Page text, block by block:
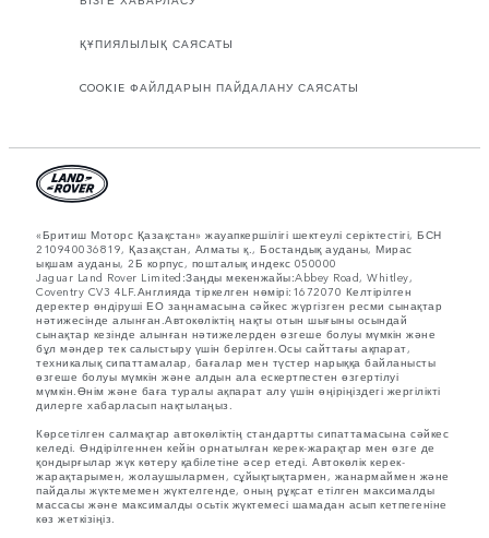
ҚҰПИЯЛЫЛЫҚ САЯСАТЫ
COOKIE ФАЙЛДАРЫН ПАЙДАЛАНУ САЯСАТЫ
«Бритиш Моторс Қазақстан» жауапкершілігі шектеулі серіктестігі, БСН
210940036819, Қазақстан, Алматы қ., Бостандық ауданы, Мирас
ықшам ауданы, 2Б корпус, пошталық индекс 050000
Jaguar Land Rover Limited:Заңды мекенжайы:Abbey Road, Whitley,
Coventry CV3 4LF.Англияда тіркелген нөмірі:1672070 Келтірілген
деректер өндіруші ЕО заңнамасына сәйкес жүргізген ресми сынақтар
нәтижесінде алынған.Автокөліктің нақты отын шығыны осындай
сынақтар кезінде алынған нәтижелерден өзгеше болуы мүмкін және
бұл мәндер тек салыстыру үшін берілген.Осы сайттағы ақпарат,
техникалық сипаттамалар, бағалар мен түстер нарыққа байланысты
өзгеше болуы мүмкін және алдын ала ескертпестен өзгертілуі
мүмкін.Өнім және баға туралы ақпарат алу үшін өңіріңіздегі жергілікті
дилерге хабарласып нақтылаңыз.
Көрсетілген салмақтар автокөліктің стандартты сипаттамасына сәйкес
келеді. Өндірілгеннен кейін орнатылған керек-жарақтар мен өзге де
қондырғылар жүк көтеру қабілетіне әсер етеді. Автокөлік керек-
жарақтарымен, жолаушылармен, сұйықтықтармен, жанармаймен және
пайдалы жүктемемен жүктелгенде, оның рұқсат етілген максималды
массасы және максималды осьтік жүктемесі шамадан асып кетпегеніне
көз жеткізіңіз.